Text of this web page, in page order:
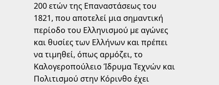
200 ετών της Επαναστάσεως του
1821, που αποτελεί μια σημαντική
περίοδο του Ελληνισμού με αγώνες
και θυσίες των Ελλήνων και πρέπει
να τιμηθεί, όπως αρμόζει, το
Καλογεροπούλειο Ίδρυμα Τεχνών και
Πολιτισμού στην Κόρινθο έχει